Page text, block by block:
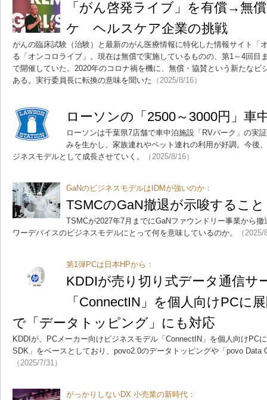
「がん啓発ライブ」を有償→無
ケ ヘルスケア企業の挑戦
がんの臨床試験（治験）と最新のがん医療情報に特化した情報サイト「
る「オンコロライブ」。現在は無償で実施しているものの、第1～4回目
で開催していた。2020年のコロナ禍を機に、無償・協賛という新たなビ
ある。実行委員長に転換の意味を聞いた （2025/8/16）
ローソンの「2500～3000円」
ローソンは千葉県7店舗で車中泊施設「RVパーク」の実
みを生かし、家族連れやペット連れの利用が好調。今後
ジネスモデルとして成長させていく。
（2025/8/16）
GaNのビジネスモデルはIDMが強いのか：
TSMCのGaN撤退が示唆すること
TSMCが2027年7月までにGaNファウンドリー事業から
ワーデバイスのビジネスモデルにとって何を意味しているのか。
（
第1弾PCは日本HPから：
KDDIが売り切り式データ通信サ
「ConnectIN」を個人向けPC
で「データトッピング」にも対応
KDDIが、PCメーカー向けビジネスモデル「ConnectIN」を個人向けPC
SDK」をベースとしており、povo2.0のデータトッピングや「povo Data
（2025/7/31）
がっかりしないDX 小売業の新時代：